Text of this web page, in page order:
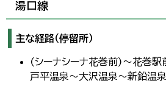
湯口線
主な経路（停留所）
(シーナシーナ花巻前)～花巻駅
戸平温泉～大沢温泉～新鉛温泉